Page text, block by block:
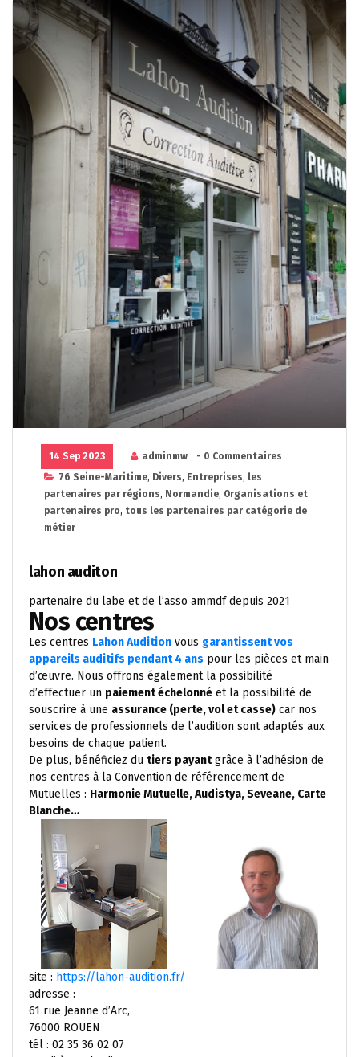
14 Sep 2023 adminmw
- 0 Commentaires
76 Seine-Maritime, Divers, Entreprises, les
partenaires par régions, Normandie, Organisations et
partenaires pro, tous les partenaires par catégorie de
métier
lahon auditon
partenaire du labe et de l’asso ammdf depuis 2021
Nos centres
Les centres Lahon Audition vous garantissent vos
appareils auditifs pendant 4 ans pour les pièces et main
d’œuvre. Nous offrons également la possibilité
d’effectuer un paiement échelonné et la possibilité de
souscrire à une assurance (perte, vol et casse) car nos
services de professionnels de l’audition sont adaptés aux
besoins de chaque patient.
De plus, bénéficiez du tiers payantgrâce à l’adhésion de
nos centres à la Convention de référencement de
Mutuelles : Harmonie Mutuelle, Audistya, Seveane, Carte
Blanche…
site : https://lahon-audition.fr/
adresse :
61 rue Jeanne d’Arc,
76000 ROUEN
tél : 02 35 36 02 07